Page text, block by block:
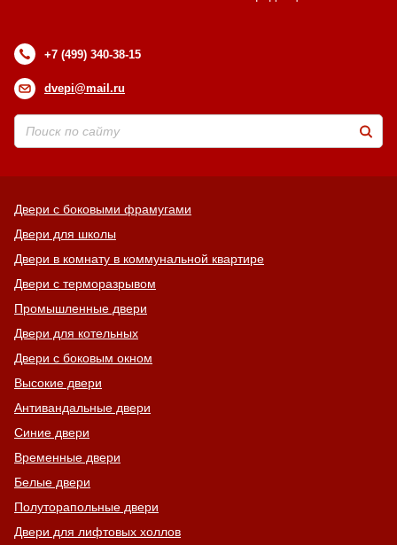
+7 (499) 340-38-15
dvepi@mail.ru
Двери с боковыми фрамугами
Двери для школы
Двери в комнату в коммунальной квартире
Двери с терморазрывом
Промышленные двери
Двери для котельных
Двери с боковым окном
Высокие двери
Антивандальные двери
Синие двери
Временные двери
Белые двери
Полуторапольные двери
Двери для лифтовых холлов